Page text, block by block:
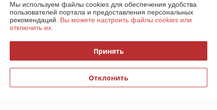
Отлично
Брал мойку высокого давления
Мы используем файлы cookies для обеспечения удобства
пользователей портала и предоставления персональных
рекомендаций. Вы можете настроить файлы cookies или
отключить их.
Принять
Отклонить